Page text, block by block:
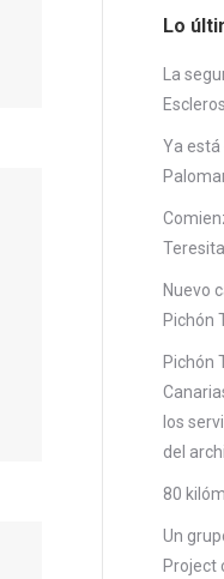
Lo
La
Ya está
Nuevo
Pichón
Pichón
los
del
80
Un
Project